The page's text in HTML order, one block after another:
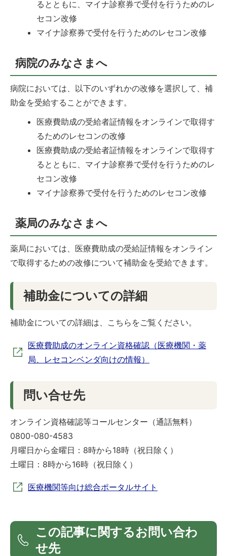
るとともに、マイナ診察券で受付を行うためのレ
セコン改修
マイナ診察券で受付を行うためのレセコン改修
病院のみなさまへ
病院においては、以下のいずれかの改修を選択して、補
助金を受給することができます。
医療費助成の受給者証情報をオンラインで取得す
るためのレセコンの改修
医療費助成の受給者証情報をオンラインで取得す
るとともに、マイナ診察券で受付を行うためのレ
セコン改修
マイナ診察券で受付を行うためのレセコン改修
薬局のみなさまへ
薬局においては、医療費助成の受給証情報をオンライン
で取得するための改修について補助金を受給できます。
補助金についての詳細
補助金についての詳細は、こちらをご覧ください。
医療費助成のオンライン資格確認（医療機関・薬
局、レセコンベンダ向けの情報）
問い合せ先
オンライン資格確認等コールセンター（通話無料）
0800-080-4583
月曜日から金曜日：8時から18時（祝日除く）
土曜日：8時から16時（祝日除く）
医療機関等向け総合ポータルサイト
この記事に関するお問い合わ
せ先